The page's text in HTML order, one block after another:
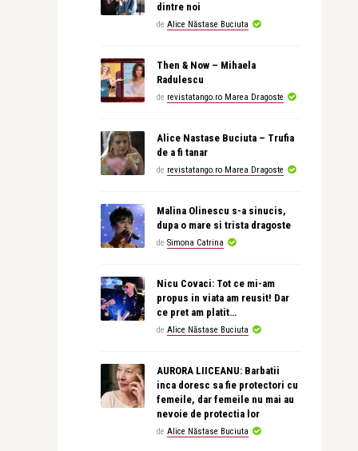
dintre noi
de Alice Năstase Buciuta
Then & Now – Mihaela
Radulescu
de revistatango.ro Marea Dragoste
Alice Nastase Buciuta – Trufia
de a fi tanar
de revistatango.ro Marea Dragoste
Malina Olinescu s-a sinucis,
dupa o mare si trista dragoste
de Simona Catrina
Nicu Covaci: Tot ce mi-am
propus in viata am reusit! Dar
ce pret am platit…
de Alice Năstase Buciuta
AURORA LIICEANU: Barbatii
inca doresc sa fie protectori cu
femeile, dar femeile nu mai au
nevoie de protectia lor
de Alice Năstase Buciuta